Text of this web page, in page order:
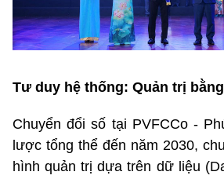
Tư duy hệ thống: Quản trị
Chuyển đổi số tại PVFCCo -
lược tổng thể đến năm 2030,
hình quản trị dựa trên dữ liệu